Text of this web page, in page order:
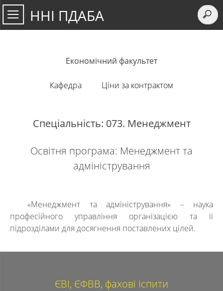
ННІ ПДАБА
Економічний факультет
Кафедра Ціни за контрактом
Спеціальність: 073. Менеджмент
Освітня програма: Менеджмент та
адміністрування
«Менеджмент та адміністрування» – наука
професійного управління організацією та її
підрозділами для досягнення поставлених цілей.
ЄВІ, ЄФВВ, фахові іспити